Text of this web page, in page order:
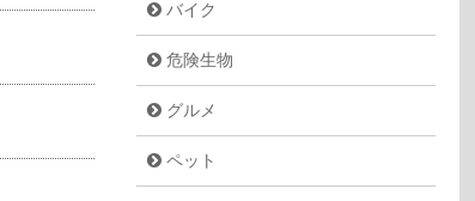
バイク
危険生物
グルメ
ペット